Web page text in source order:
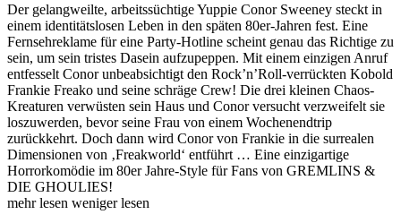
Der gelangweilte, arbeitssüchtige Yuppie Conor Sweeney steckt in
einem identitätslosen Leben in den späten 80er-Jahren fest. Eine
Fernsehreklame für eine Party-Hotline scheint genau das Richtige zu
sein, um sein tristes Dasein aufzupeppen. Mit einem einzigen Anruf
entfesselt Conor unbeabsichtigt den Rock’n’Roll-verrückten Kobold
Frankie Freako und seine schräge Crew! Die drei kleinen Chaos-
Kreaturen verwüsten sein Haus und Conor versucht verzweifelt sie
loszuwerden, bevor seine Frau von einem Wochenendtrip
zurückkehrt. Doch dann wird Conor von Frankie in die surrealen
Dimensionen von ‚Freakworld‘ entführt … Eine einzigartige
Horrorkomödie im 80er Jahre-Style für Fans von GREMLINS &
DIE GHOULIES!
mehr lesen weniger lesen